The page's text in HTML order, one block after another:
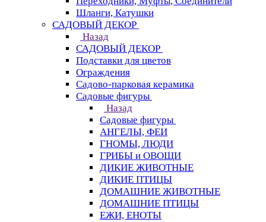
Шланги, Катушки
САДОВЫЙ ДЕКОР
Назад
САДОВЫЙ ДЕКОР
Подставки для цветов
Ограждения
Садово-парковая керамика
Садовые фигуры
Назад
Садовые фигуры
АНГЕЛЫ, ФЕИ
ГНОМЫ, ЛЮДИ
ГРИБЫ и ОВОЩИ
ДИКИЕ ЖИВОТНЫЕ
ДИКИЕ ПТИЦЫ
ДОМАШНИЕ ЖИВОТНЫЕ
ДОМАШНИЕ ПТИЦЫ
ЕЖИ, ЕНОТЫ